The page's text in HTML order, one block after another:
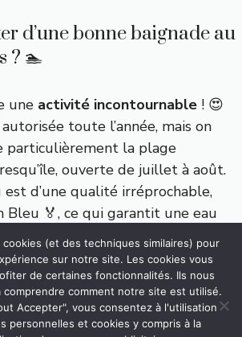
d’une bonne baignade au
? 🏊
une activité incontournable ! 😍
toute l’année, mais on
particulièrement la plage
ouverte de juillet à août.
est d’une qualité irréprochable,
Bleu 🏅, ce qui garantit une eau
de piquer une tête en toute
qu’il faut être !
au lac des Settons, c’est
(et des techniques similaires) pour
sur notre site. Les cookies vous
de certaines fonctionnalités. Ils nous
comprendre comment notre site est utilisé.
Accepter", vous consentez à l'utilisation
personnelles et cookies y compris à la